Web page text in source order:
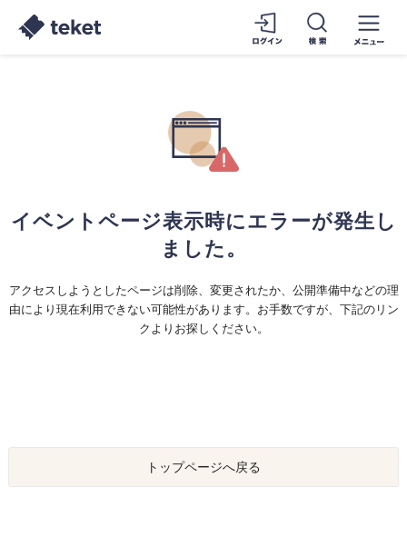
イベントページ表示時にエラーが発生し
ました。
アクセスしようとしたページは削除、変更されたか、公開準備中などの理
由により現在利用できない可能性があります。お手数ですが、下記のリン
クよりお探しください。
トップページへ戻る